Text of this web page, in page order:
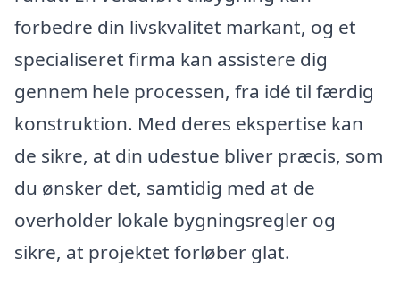
forbedre din livskvalitet markant, og et
specialiseret firma kan assistere dig
gennem hele processen, fra idé til færdig
konstruktion. Med deres ekspertise kan
de sikre, at din udestue bliver præcis, som
du ønsker det, samtidig med at de
overholder lokale bygningsregler og
sikre, at projektet forløber glat.